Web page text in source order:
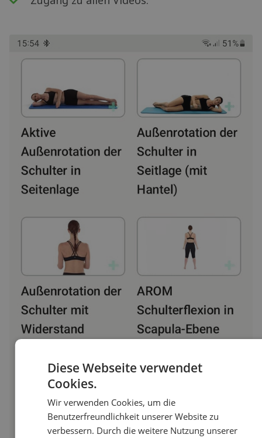
Diese Webseite verwendet
Cookies.
Wir verwenden Cookies, um die
Benutzerfreundlichkeit unserer Website zu
verbessern. Durch die weitere Nutzung unserer